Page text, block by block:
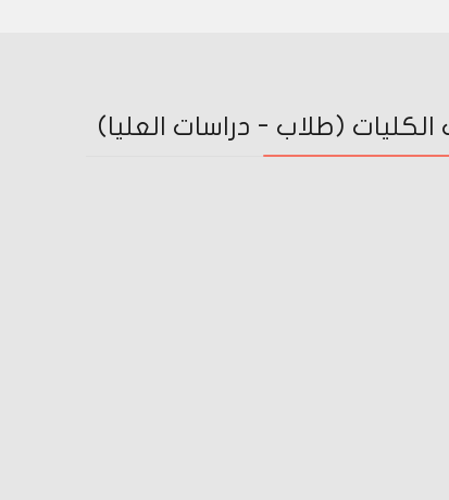
الكليات (طلاب - دراسات العليا)